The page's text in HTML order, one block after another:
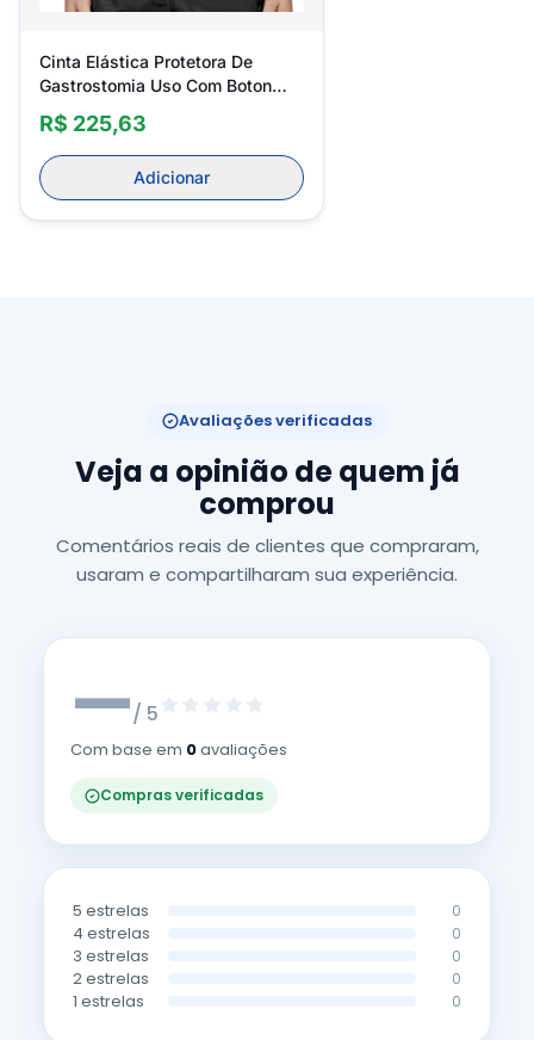
Cinta Elástica Protetora De
Gastrostomia Uso Com Boton
Mercur
R$ 225,63
Adicionar
Avaliações verificadas
Veja a opinião de quem já
comprou
Comentários reais de clientes que compraram,
usaram e compartilharam sua experiência.
—/ 5
Com base em 0avaliações
Compras verificadas
5 estrelas 0
4 estrelas 0
3 estrelas 0
2 estrelas 0
1 estrelas 0